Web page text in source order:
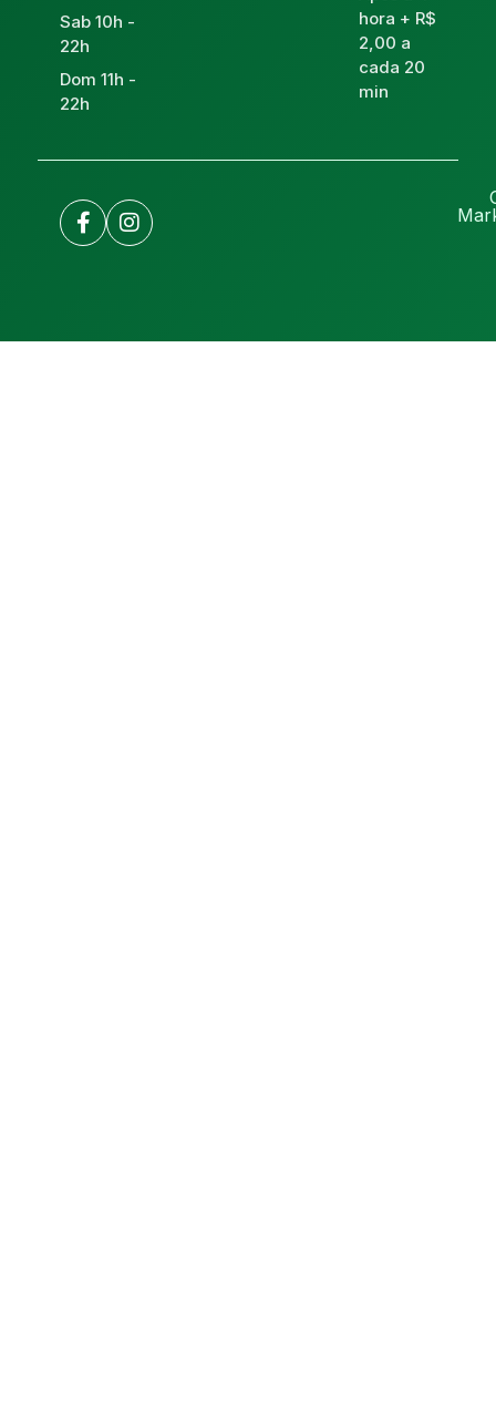
Sab 10h -
22h
Dom 11h -
22h
hora + R$
2,00 a
cada 20
min